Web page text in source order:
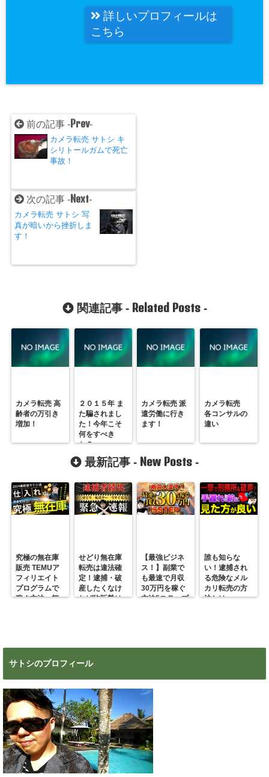
詳しいプロフィールは
こちら
前の記事 -Prev-
カメラ転売 サトシ キ
シリトールガムで死亡
事故！
次の記事 -Next-
カメラ転売 サトシ 写
真が暗いから挫折しま
す！
関連記事 - Related Posts-
カメラ転売 高
齢者の万引き
増加！
２０１５年 ま
た騙されまし
た！今年こそ
何をすべき
か？
カメラ転売 派
遣労働に行き
ます！
カメラ転売
各コンサルの
違い
最新記事 - New Posts -
究極の無在庫
販売 TEMUア
フィリエイト
プログラムで
稼ぐ方法 初
せどり無在庫
転売は違法確
定！逮捕・破
産したくなけ
れば物販勢は
【最強ビジネ
ス！】副業で
も最速で月収
30万円を稼ぐ
方法5ステップ
誰も知らな
い！逮捕され
る危険なメル
カリ転売の方
法とは
サトシのプロフィール